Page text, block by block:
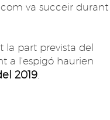
va succeir durant
la part prevista del
a l'espigó haurien
2019.